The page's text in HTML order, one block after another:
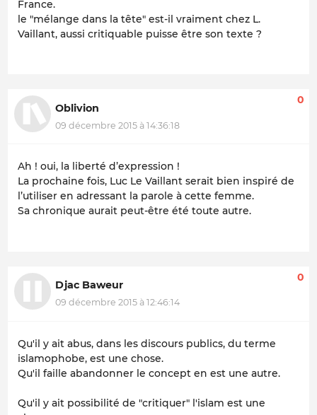
France.
le "mélange dans la tête" est-il vraiment chez L.
Vaillant, aussi critiquable puisse être son texte ?
Oblivion
09 décembre 2015 à 14:36:18
0
Ah ! oui, la liberté d’expression !
La prochaine fois, Luc Le Vaillant serait bien inspiré de
l’utiliser en adressant la parole à cette femme.
Sa chronique aurait peut-être été toute autre.
Djac Baweur
09 décembre 2015 à 12:46:14
0
Qu'il y ait abus, dans les discours publics, du terme
islamophobe, est une chose.
Qu'il faille abandonner le concept en est une autre.
Qu'il y ait possibilité de "critiquer" l'islam est une